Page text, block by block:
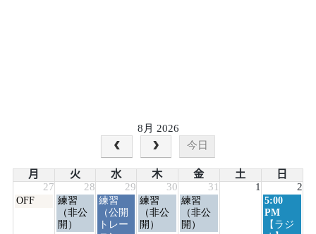
8月 2026
今日
月 火 水 木 金 土
日
27
28 29 30 31 1 2
月
OFF
火
曜
日,
練習
（非公
開）
水
曜
日,
練習
（公開
トレー
木
曜
日,
練習
（非公
開）
金
曜
日,
練習
（非公
開）
日
曜
日,
5:00
PM
【ラジ